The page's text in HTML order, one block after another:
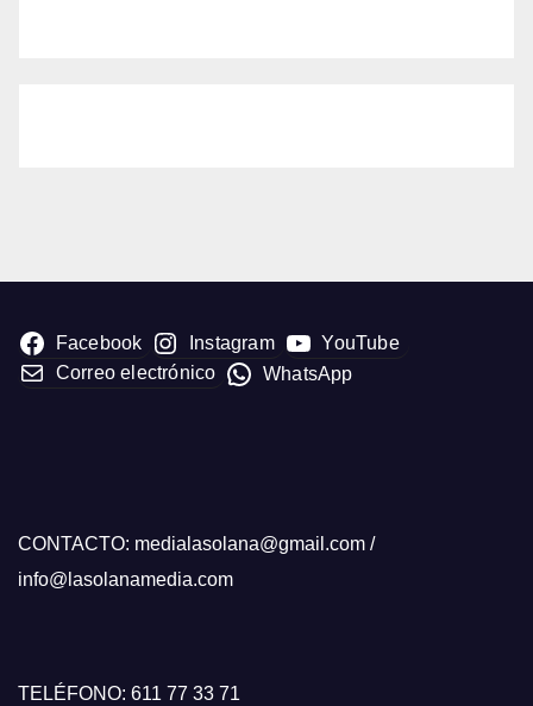
Facebook Instagram
YouTube
Correo electrónico
WhatsApp
CONTACTO: medialasolana@gmail.com /
info@lasolanamedia.com
TELÉFONO: 611 77 33 71